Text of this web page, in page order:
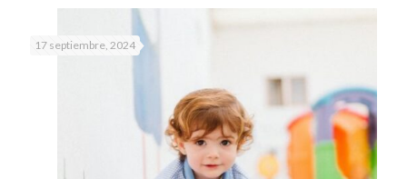
17 septiembre, 2024